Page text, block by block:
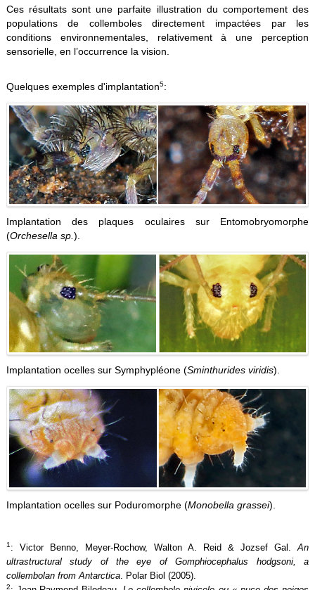
Ces résultats sont une parfaite illustration du comportement des
populations de collemboles directement impactées par les
conditions environnementales, relativement à une perception
sensorielle, en l’occurrence la vision.
Quelques exemples d'implantation5:
Implantation des plaques oculaires sur Entomobryomorphe
(Orchesella sp. ).
Implantation ocelles sur Symphypléone (Sminthurides viridis).
Implantation ocelles sur Poduromorphe (Monobella grassei).
1 : Victor Benno, Meyer-Rochow, Walton A. Reid & Jozsef Gal.An
ultrastructural study of the eye of Gomphiocephalus hodgsoni, a
collembolan from Antarctica. Polar Biol (2005).
2